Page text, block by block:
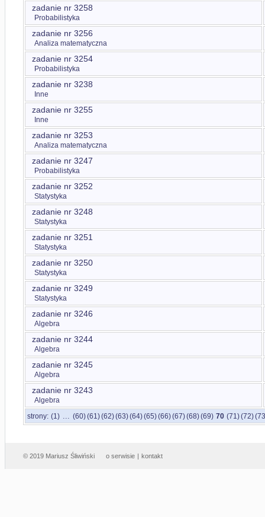
zadanie nr 3258
Probabilistyka
zadanie nr 3256
Analiza matematyczna
zadanie nr 3254
Probabilistyka
zadanie nr 3238
Inne
zadanie nr 3255
Inne
zadanie nr 3253
Analiza matematyczna
zadanie nr 3247
Probabilistyka
zadanie nr 3252
Statystyka
zadanie nr 3248
Statystyka
zadanie nr 3251
Statystyka
zadanie nr 3250
Statystyka
zadanie nr 3249
Statystyka
zadanie nr 3246
Algebra
zadanie nr 3244
Algebra
zadanie nr 3245
Algebra
zadanie nr 3243
Algebra
strony: (1) ... (60)(61)(62)(63)(64)(65)(66)(67)(68)(69) 70 (71)(72)
© 2019 Mariusz Śliwiński o serwisie | kontakt